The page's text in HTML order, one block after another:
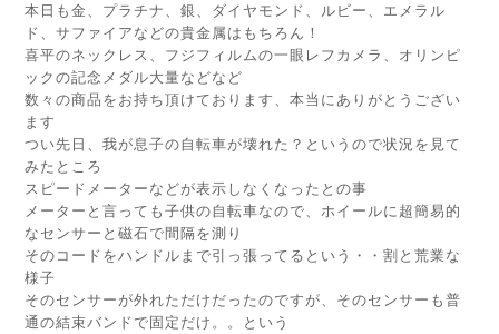
本日も金、プラチナ、銀、ダイヤモンド、ルビー、エメラル
ド、サファイアなどの貴金属はもちろん！
喜平のネックレス、フジフィルムの一眼レフカメラ、オリンピ
ックの記念メダル大量などなど
数々の商品をお持ち頂けております、本当にありがとうござい
ます
つい先日、我が息子の自転車が壊れた？というので状況を見て
みたところ
スピードメーターなどが表示しなくなったとの事
メーターと言っても子供の自転車なので、ホイールに超簡易的
なセンサーと磁石で間隔を測り
そのコードをハンドルまで引っ張ってるという・・割と荒業な
様子
そのセンサーが外れただけだったのですが、そのセンサーも普
通の結束バンドで固定だけ。。という